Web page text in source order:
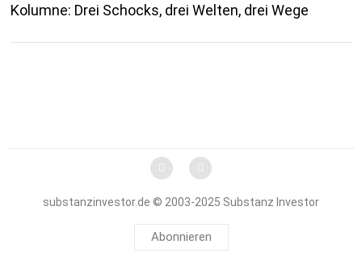
Kolumne: Drei Schocks, drei Welten, drei Wege
substanzinvestor.de © 2003-2025 Substanz Investor
Abonnieren